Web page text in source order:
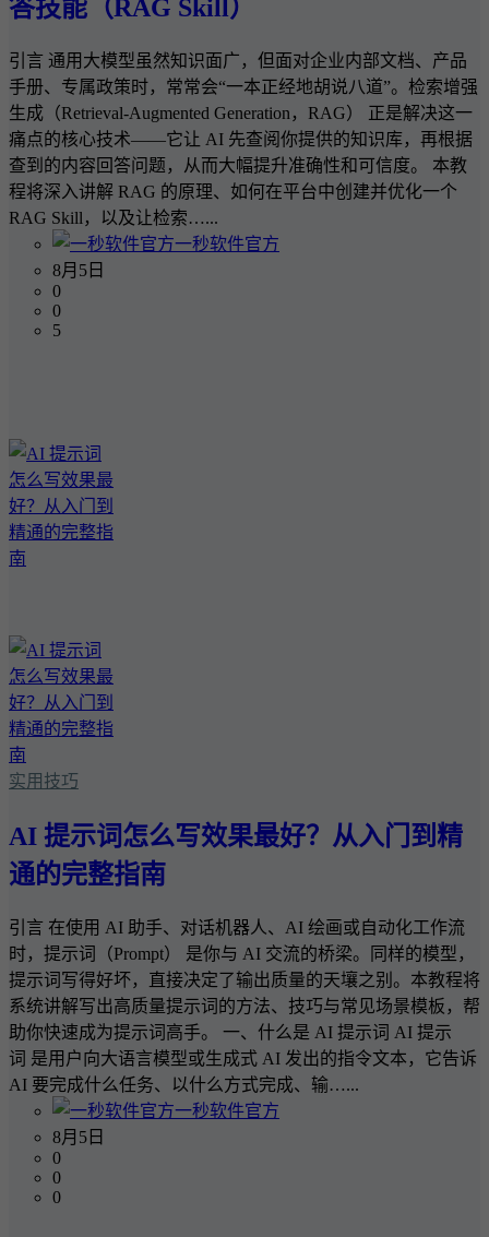
答技能（RAG Skill）
引言 通用大模型虽然知识面广，但面对企业内部文档、产品
手册、专属政策时，常常会“一本正经地胡说八道”。检索增强
生成（Retrieval-Augmented Generation，RAG） 正是解决这一
痛点的核心技术——它让 AI 先查阅你提供的知识库，再根据
查到的内容回答问题，从而大幅提升准确性和可信度。 本教
程将深入讲解 RAG 的原理、如何在平台中创建并优化一个
RAG Skill，以及让检索…...
一秒软件官方
8月5日
0
0
5
实用技巧
AI 提示词怎么写效果最好？从入门到精
通的完整指南
引言 在使用 AI 助手、对话机器人、AI 绘画或自动化工作流
时，提示词（Prompt） 是你与 AI 交流的桥梁。同样的模型，
提示词写得好坏，直接决定了输出质量的天壤之别。本教程将
系统讲解写出高质量提示词的方法、技巧与常见场景模板，帮
助你快速成为提示词高手。 一、什么是 AI 提示词 AI 提示
词 是用户向大语言模型或生成式 AI 发出的指令文本，它告诉
AI 要完成什么任务、以什么方式完成、输…...
一秒软件官方
8月5日
0
0
0